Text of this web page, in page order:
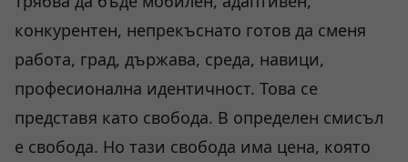
конкурентен, непрекъснато готов да сменя
работа, град, държава, среда, навици,
професионална идентичност. Това се
представя като свобода. В определен смисъл
е свобода. Но тази свобода има цена, която